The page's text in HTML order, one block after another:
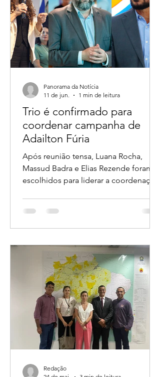
Trio é confirmado para
coordenar campanha de
Adailton Fúria
Após reunião tensa, Luana Rocha,
escolhidos para liderar a coordenação
Rondônia
Panorama da Notícia
11 de jun.
1 min de leitura